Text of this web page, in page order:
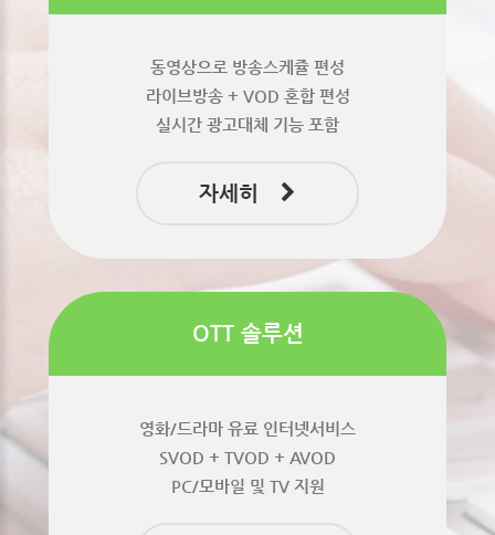
동영상으로 방송스케쥴 편성
라이브방송 + VOD 혼합 편성
실시간 광고대체 기능 포함
자세히
OTT 솔루션
영화/드라마 유료 인터넷서비스
SVOD + TVOD + AVOD
PC/모바일 및 TV 지원